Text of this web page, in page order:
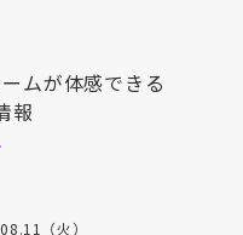
ムが体感できる
報
（火）